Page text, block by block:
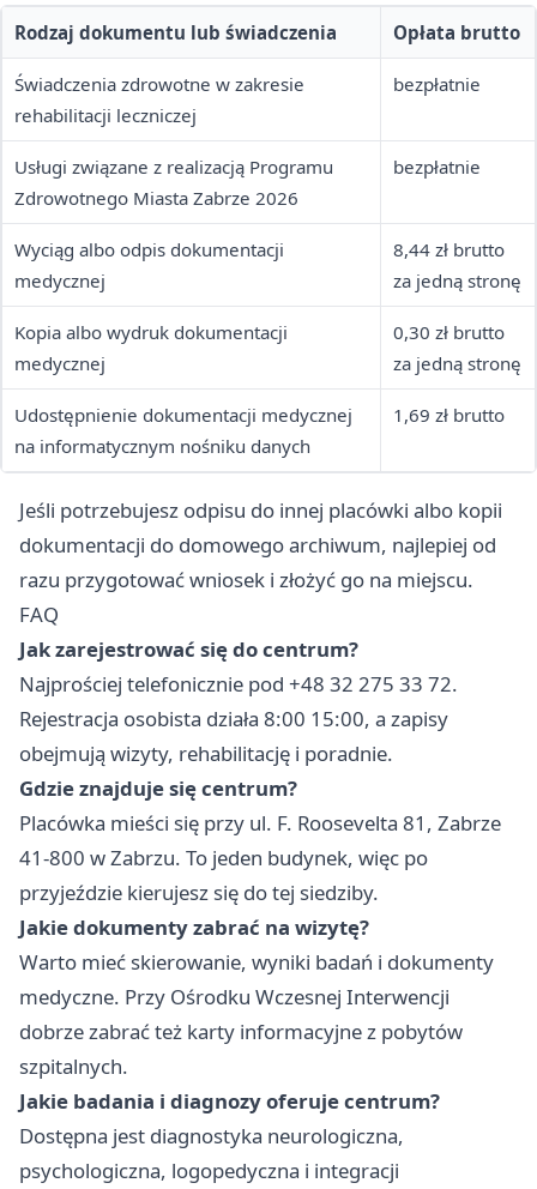
Rodzaj dokumentu lub świadczenia Opłata brutto
Świadczenia zdrowotne w zakresie
rehabilitacji leczniczej
bezpłatnie
Usługi związane z realizacją Programu
Zdrowotnego Miasta Zabrze 2026
bezpłatnie
Wyciąg albo odpis dokumentacji
medycznej
8,44 zł brutto
za jedną stronę
Kopia albo wydruk dokumentacji
medycznej
0,30 zł brutto
za jedną stronę
Udostępnienie dokumentacji medycznej
na informatycznym nośniku danych
1,69 zł brutto
Jeśli potrzebujesz odpisu do innej placówki albo kopii
dokumentacji do domowego archiwum, najlepiej od
razu przygotować wniosek i złożyć go na miejscu.
FAQ
Jak zarejestrować się do centrum?
Najprościej telefonicznie pod +48 32 275 33 72.
Rejestracja osobista działa 8:00 15:00, a zapisy
obejmują wizyty, rehabilitację i poradnie.
Gdzie znajduje się centrum?
Placówka mieści się przy ul. F. Roosevelta 81, Zabrze
41-800 w Zabrzu. To jeden budynek, więc po
przyjeździe kierujesz się do tej siedziby.
Jakie dokumenty zabrać na wizytę?
Warto mieć skierowanie, wyniki badań i dokumenty
medyczne. Przy Ośrodku Wczesnej Interwencji
dobrze zabrać też karty informacyjne z pobytów
szpitalnych.
Jakie badania i diagnozy oferuje centrum?
Dostępna jest diagnostyka neurologiczna,
psychologiczna, logopedyczna i integracji